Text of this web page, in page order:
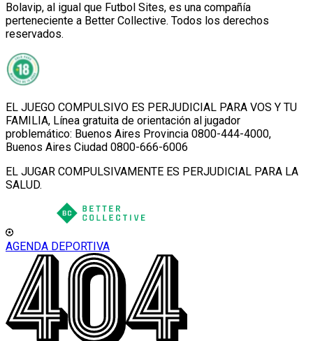
Bolavip, al igual que Futbol Sites, es una compañía
perteneciente a Better Collective. Todos los derechos
reservados.
EL JUEGO COMPULSIVO ES PERJUDICIAL PARA VOS Y TU
FAMILIA, Línea gratuita de orientación al jugador
problemático: Buenos Aires Provincia 0800-444-4000,
Buenos Aires Ciudad 0800-666-6006
EL JUGAR COMPULSIVAMENTE ES PERJUDICIAL PARA LA
SALUD.
AGENDA DEPORTIVA